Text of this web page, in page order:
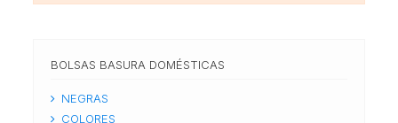
BOLSAS BASURA DOMÉSTICAS
NEGRAS
COLORES